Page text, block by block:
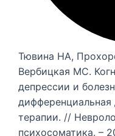
Тювина НА,
Вербицкая МС.
депрессии и
терапии. //
психосоматика. –